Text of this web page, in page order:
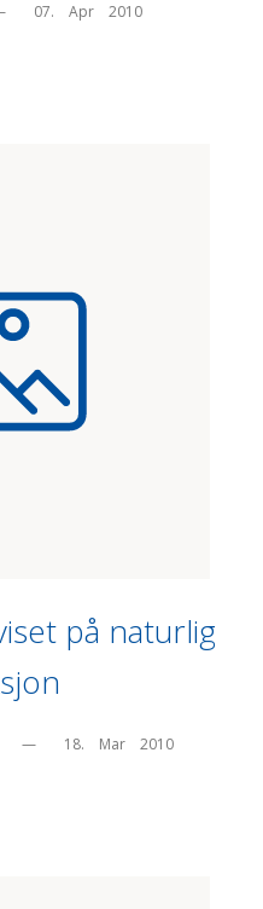
07.    Apr    2010
på naturlig
— 18.    Mar    2010